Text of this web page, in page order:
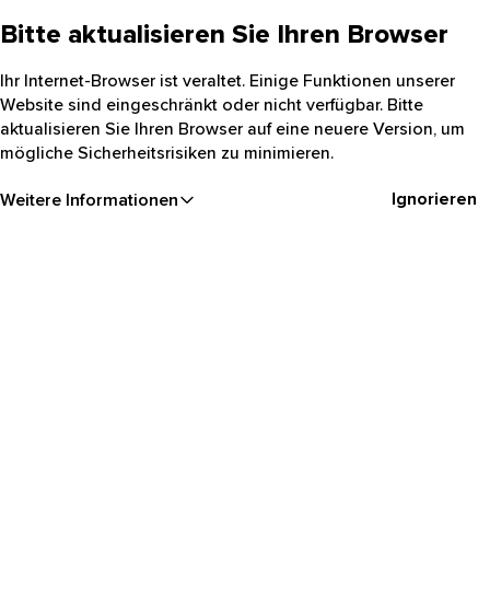
Bitte aktualisieren Sie Ihren Browser
Ihr Internet-Browser ist veraltet. Einige Funktionen unserer
Website sind eingeschränkt oder nicht verfügbar. Bitte
aktualisieren Sie Ihren Browser auf eine neuere Version, um
mögliche Sicherheitsrisiken zu minimieren.
Weitere Informationen Ignorieren